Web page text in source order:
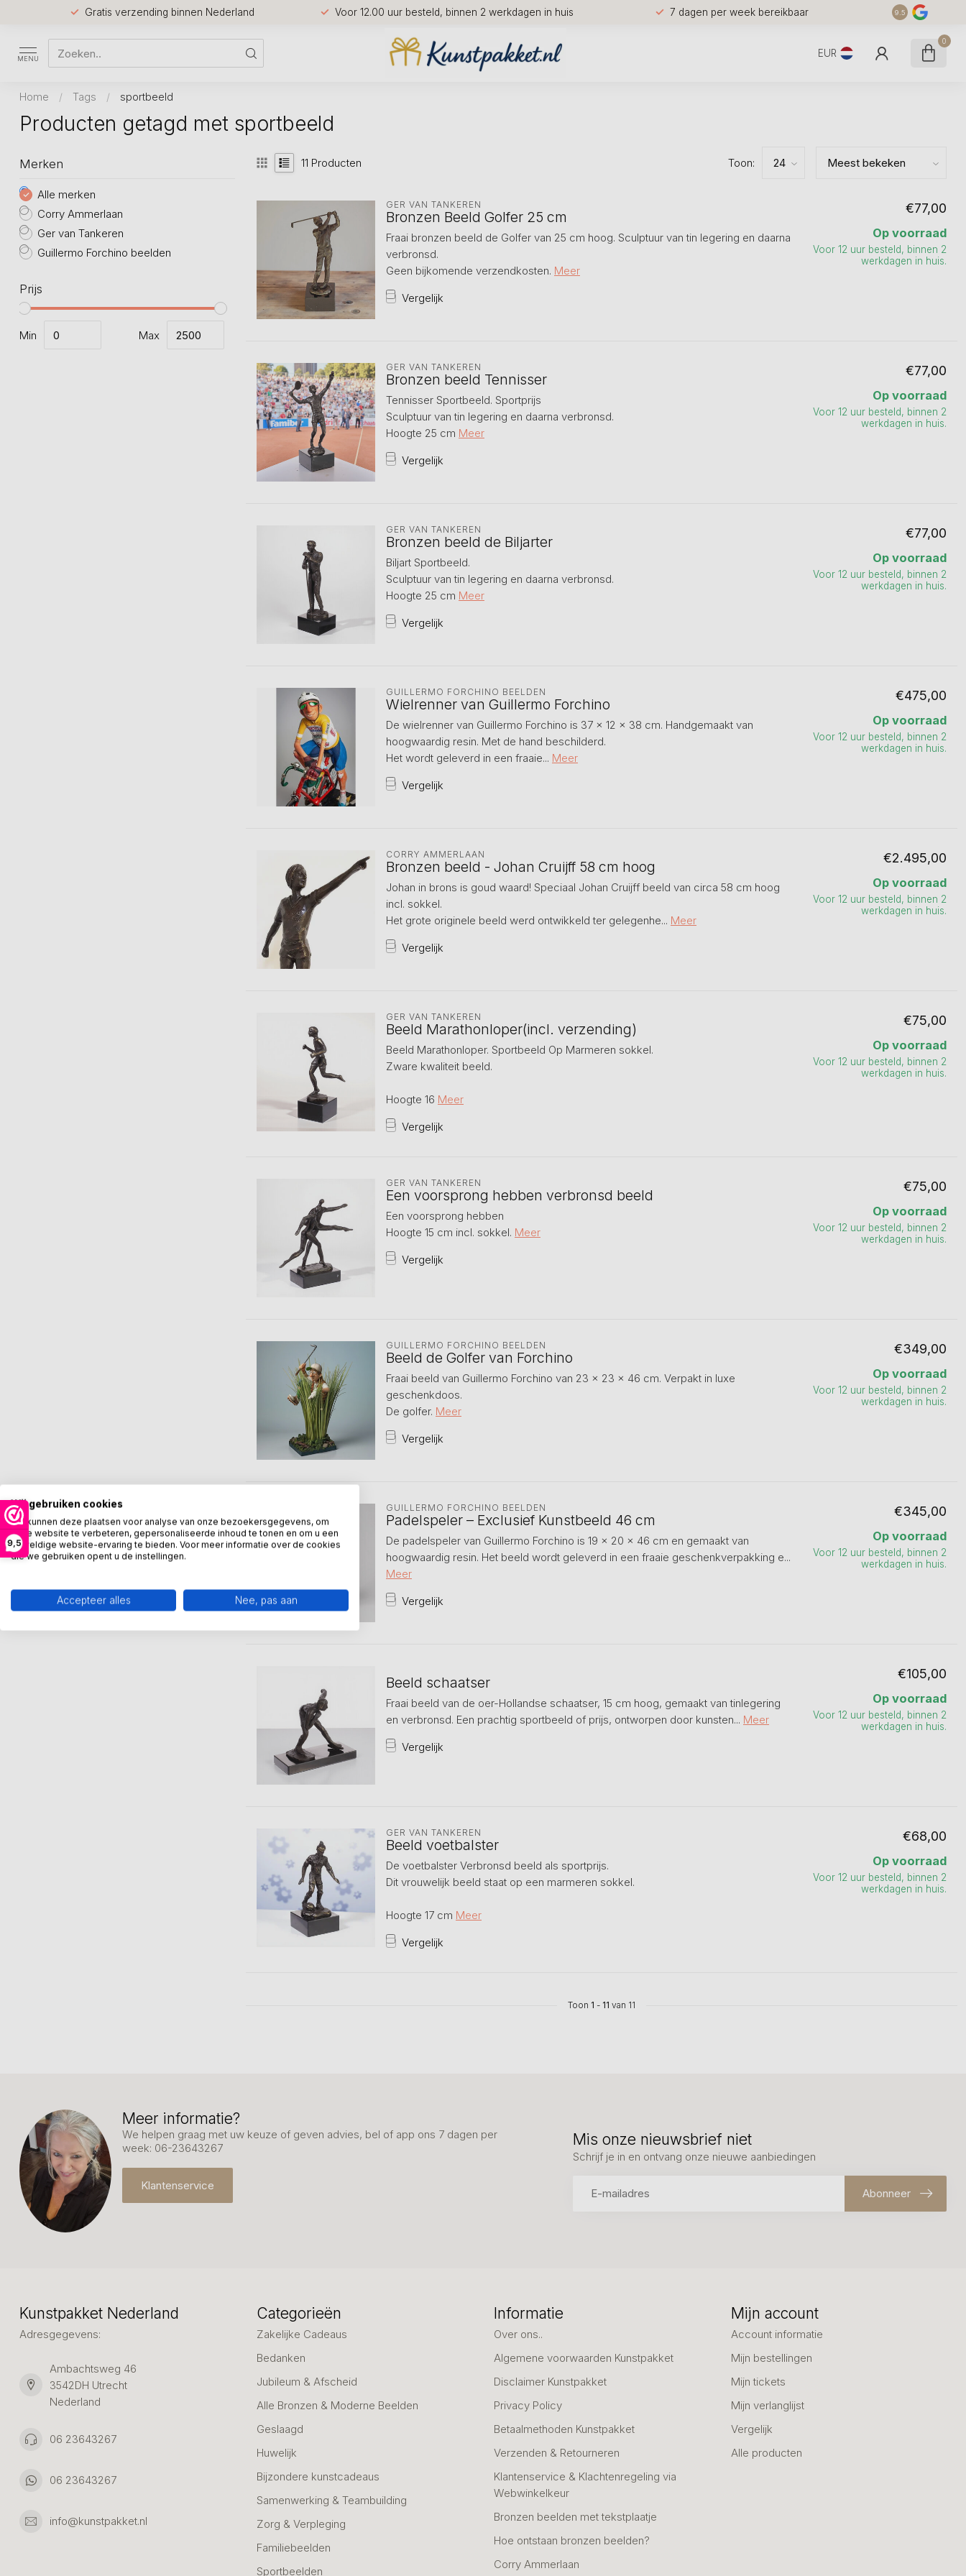
9,5
Gratis verzending binnen Nederland Voor 12.00 uur besteld, binnen 2 werkdagen in huis 7 dagen per week bereikbaar 9.5
MENU EUR
0
Home / Tags / sportbeeld
Producten getagd met sportbeeld
Merken
Alle merken
Corry Ammerlaan
Ger van Tankeren
Guillermo Forchino beelden
Prijs
Min Max
11 Producten Toon:
GER VAN TANKEREN
Bronzen Beeld Golfer 25 cm
Fraai bronzen beeld de Golfer van 25 cm hoog. Sculptuur van tin legering en daarna
verbronsd.
Geen bijkomende verzendkosten. Meer
Vergelijk
€77,00
Op voorraad
Voor 12 uur besteld, binnen 2
werkdagen in huis.
GER VAN TANKEREN
Bronzen beeld Tennisser
Tennisser Sportbeeld. Sportprijs
Sculptuur van tin legering en daarna verbronsd.
Hoogte 25 cm Meer
Vergelijk
€77,00
Op voorraad
Voor 12 uur besteld, binnen 2
werkdagen in huis.
GER VAN TANKEREN
Bronzen beeld de Biljarter
Biljart Sportbeeld.
Sculptuur van tin legering en daarna verbronsd.
Hoogte 25 cm Meer
Vergelijk
€77,00
Op voorraad
Voor 12 uur besteld, binnen 2
werkdagen in huis.
GUILLERMO FORCHINO BEELDEN
Wielrenner van Guillermo Forchino
De wielrenner van Guillermo Forchino is 37 x 12 x 38 cm. Handgemaakt van
hoogwaardig resin. Met de hand beschilderd.
Het wordt geleverd in een fraaie... Meer
Vergelijk
€475,00
Op voorraad
Voor 12 uur besteld, binnen 2
werkdagen in huis.
CORRY AMMERLAAN
Bronzen beeld - Johan Cruijff 58 cm hoog
Johan in brons is goud waard! Speciaal Johan Cruijff beeld van circa 58 cm hoog
incl. sokkel.
Het grote originele beeld werd ontwikkeld ter gelegenhe... Meer
Vergelijk
€2.495,00
Op voorraad
Voor 12 uur besteld, binnen 2
werkdagen in huis.
GER VAN TANKEREN
Beeld Marathonloper(incl. verzending)
Beeld Marathonloper. Sportbeeld Op Marmeren sokkel.
Zware kwaliteit beeld.
Hoogte 16 Meer
Vergelijk
€75,00
Op voorraad
Voor 12 uur besteld, binnen 2
werkdagen in huis.
GER VAN TANKEREN
Een voorsprong hebben verbronsd beeld
Een voorsprong hebben
Hoogte 15 cm incl. sokkel. Meer
Vergelijk
€75,00
Op voorraad
Voor 12 uur besteld, binnen 2
werkdagen in huis.
GUILLERMO FORCHINO BEELDEN
Beeld de Golfer van Forchino
Fraai beeld van Guillermo Forchino van 23 x 23 x 46 cm. Verpakt in luxe
geschenkdoos.
De golfer. Meer
Vergelijk
€349,00
Op voorraad
Voor 12 uur besteld, binnen 2
werkdagen in huis.
GUILLERMO FORCHINO BEELDEN
Padelspeler – Exclusief Kunstbeeld 46 cm
De padelspeler van Guillermo Forchino is 19 x 20 x 46 cm en gemaakt van
hoogwaardig resin. Het beeld wordt geleverd in een fraaie geschenkverpakking e...
Meer
Vergelijk
€345,00
Op voorraad
Voor 12 uur besteld, binnen 2
werkdagen in huis.
Beeld schaatser
Fraai beeld van de oer-Hollandse schaatser, 15 cm hoog, gemaakt van tinlegering
en verbronsd. Een prachtig sportbeeld of prijs, ontworpen door kunsten... Meer
Vergelijk
€105,00
Op voorraad
Voor 12 uur besteld, binnen 2
werkdagen in huis.
GER VAN TANKEREN
Beeld voetbalster
De voetbalster Verbronsd beeld als sportprijs.
Dit vrouwelijk beeld staat op een marmeren sokkel.
Hoogte 17 cm Meer
Vergelijk
€68,00
Op voorraad
Voor 12 uur besteld, binnen 2
werkdagen in huis.
Toon 1 - 11 van 11
Meer informatie?
We helpen graag met uw keuze of geven advies, bel of app ons 7 dagen per
week: 06-23643267
Klantenservice
Mis onze nieuwsbrief niet
Schrijf je in en ontvang onze nieuwe aanbiedingen
Abonneer
Kunstpakket Nederland
Adresgegevens:
Ambachtsweg 46
3542DH Utrecht
Nederland
06 23643267
06 23643267
info@kunstpakket.nl
Categorieën
Zakelijke Cadeaus
Bedanken
Jubileum & Afscheid
Alle Bronzen & Moderne Beelden
Geslaagd
Huwelijk
Bijzondere kunstcadeaus
Samenwerking & Teambuilding
Zorg & Verpleging
Familiebeelden
Sportbeelden
Informatie
Over ons..
Algemene voorwaarden Kunstpakket
Disclaimer Kunstpakket
Privacy Policy
Betaalmethoden Kunstpakket
Verzenden & Retourneren
Klantenservice & Klachtenregeling via
Webwinkelkeur
Bronzen beelden met tekstplaatje
Hoe ontstaan bronzen beelden?
Corry Ammerlaan
Mijn account
Account informatie
Mijn bestellingen
Mijn tickets
Mijn verlanglijst
Vergelijk
Alle producten
Wij gebruiken cookies
We kunnen deze plaatsen voor analyse van onze bezoekersgegevens, om
onze website te verbeteren, gepersonaliseerde inhoud te tonen en om u een
geweldige website-ervaring te bieden. Voor meer informatie over de cookies
die we gebruiken opent u de instellingen.
Accepteer alles Nee, pas aan